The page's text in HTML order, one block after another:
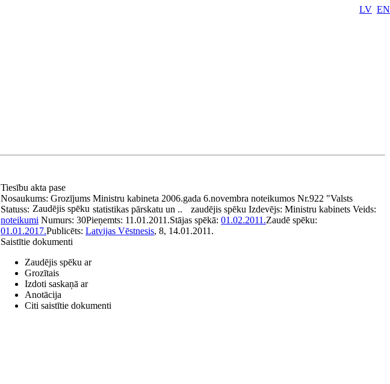
LV EN
Tiesību akta pase
Nosaukums: Grozījums Ministru kabineta 2006.gada 6.novembra noteikumos Nr.922 "Valsts
statistikas pārskatu un ..
Statuss: Zaudējis spēku zaudējis spēku Izdevējs: Ministru kabinets Veids:
noteikumi Numurs: 30Pieņemts: 11.01.2011.Stājas spēkā: 01.02.2011.Zaudē spēku:
01.01.2017.Publicēts: Latvijas Vēstnesis, 8, 14.01.2011.
Saistītie dokumenti
Zaudējis spēku ar
Grozītais
Izdoti saskaņā ar
Anotācija
Citi saistītie dokumenti